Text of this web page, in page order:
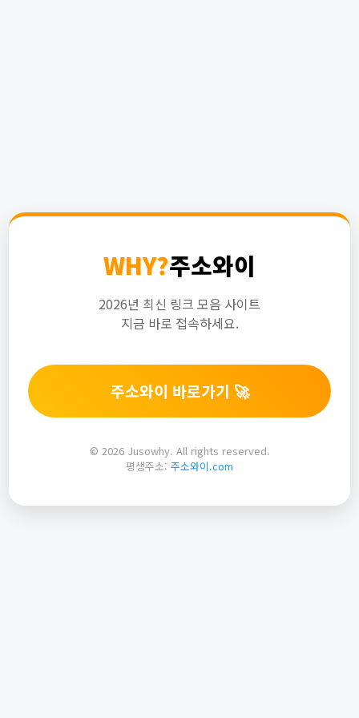
WHY?주소와이
2026년 최신 링크 모음 사이트
지금 바로 접속하세요.
주소와이 바로가기 🚀
© 2026 Jusowhy. All rights reserved.
평생주소: 주소와이.com